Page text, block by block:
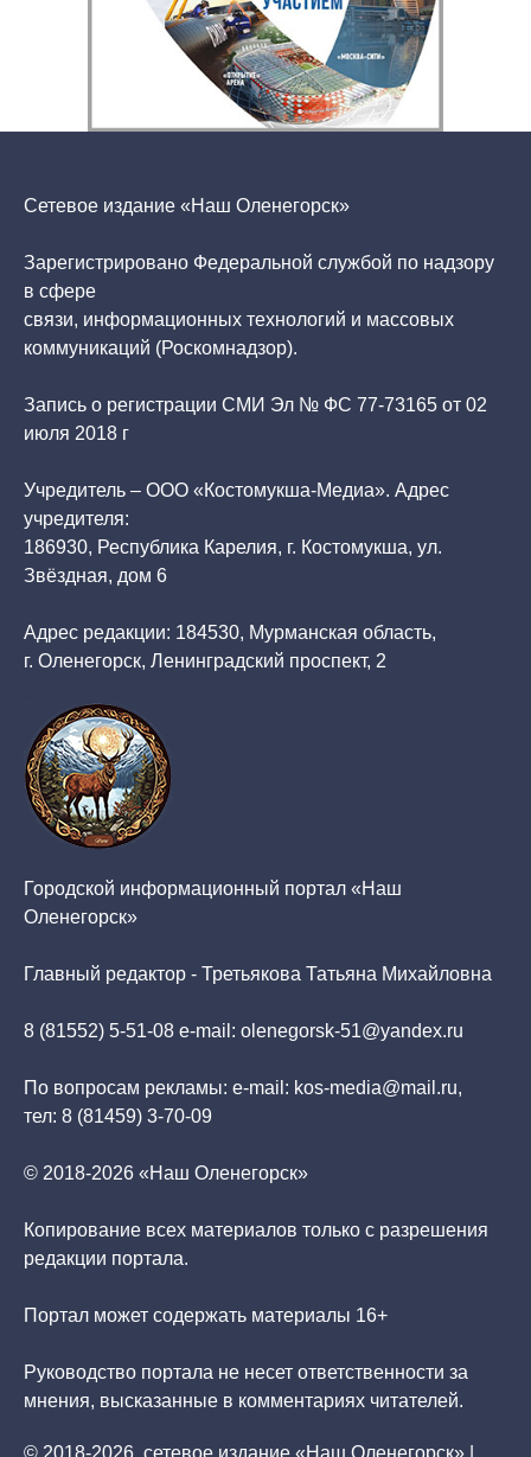
Сетевое издание «Наш Оленегорск»
Зарегистрировано Федеральной службой по надзору
в сфере
связи, информационных технологий и массовых
коммуникаций (Роскомнадзор).
Запись о регистрации СМИ Эл № ФС 77-73165 от 02
июля 2018 г
Учредитель – ООО «Костомукша-Медиа». Адрес
учредителя:
186930, Республика Карелия, г. Костомукша, ул.
Звёздная, дом 6
Адрес редакции: 184530, Мурманская область,
г. Оленегорск, Ленинградский проспект, 2
Городской информационный портал «Наш
Оленегорск»
Главный редактор - Третьякова Татьяна Михайловна
8 (81552) 5-51-08 e-mail: olenegorsk-51@yandex.ru
По вопросам рекламы: e-mail: kos-media@mail.ru,
тел: 8 (81459) 3-70-09
© 2018-2026 «Наш Оленегорск»
Копирование всех материалов только с разрешения
редакции портала.
Портал может содержать материалы 16+
Руководство портала не несет ответственности за
мнения, высказанные в комментариях читателей.
© 2018-2026, сетевое издание «Наш Оленегорск» |